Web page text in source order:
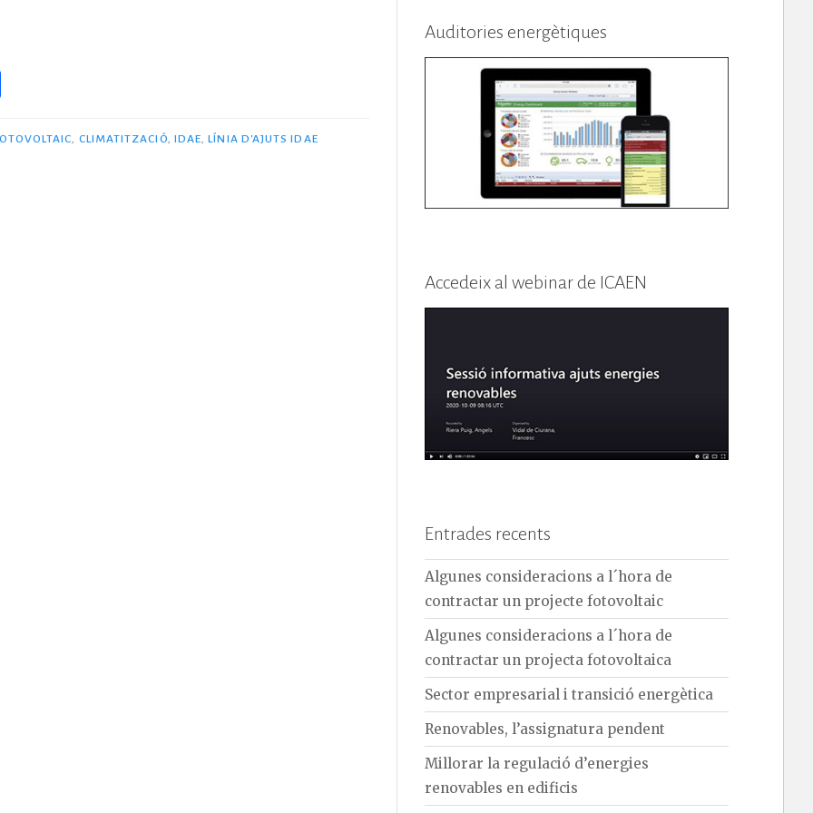
m
, CLIMATITZACIÓ, IDAE,LÍNIA D'AJUTS IDAE
Auditories energètiques
Accedeix al webinar de ICAEN
Entrades recents
Algunes consideracions a l´hora de
contractar un projecte fotovoltaic
Algunes consideracions a l´hora de
contractar un projecta fotovoltaica
Sector empresarial i transició energètica
Renovables, l’assignatura pendent
Millorar la regulació d’energies
renovables en edificis